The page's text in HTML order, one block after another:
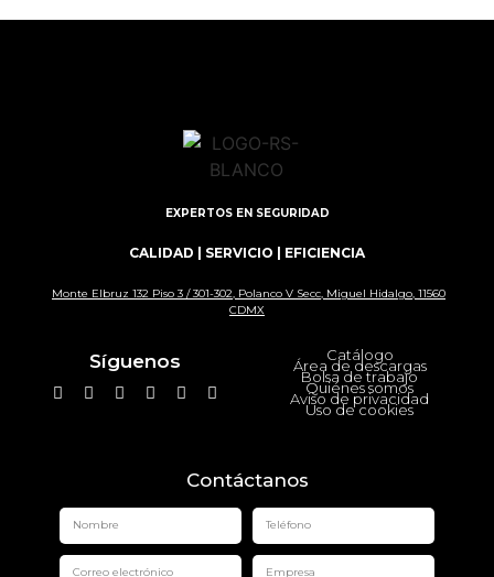
EXPERTOS EN SEGURIDAD
CALIDAD | SERVICIO | EFICIENCIA
Monte Elbruz 132 Piso 3 / 301-302, Polanco V Secc, Miguel Hidalgo, 11560
CDMX
Síguenos Catálogo
Área de descargas
Bolsa de trabajo
Quiénes somos
Aviso de privacidad
Uso de cookies
Contáctanos